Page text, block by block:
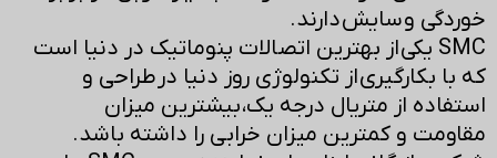
خوردگی و سایش دارند.
SMC یکی از بهترین اتصالات پنوماتیک در دنیا است
که با بکارگیری از تکنولوژی روز دنیا در طراحی و
استفاده از متریال درجه یک، بیشترین میزان
مقاومت و کمترین میزان خرابی را داشته باشد.